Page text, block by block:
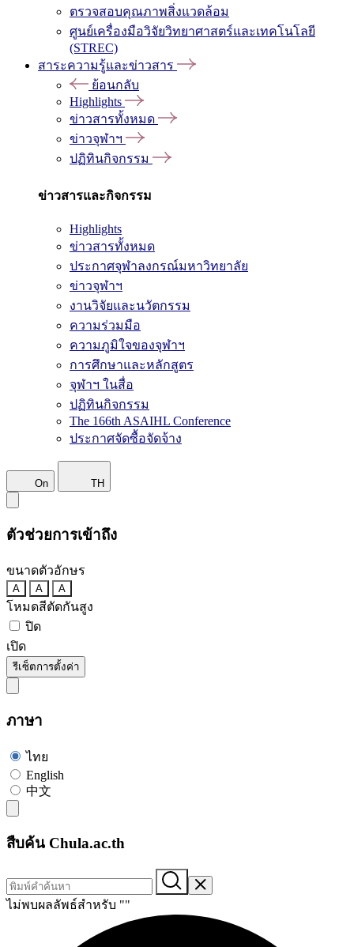
ตรวจสอบคุณภาพสิ่งแวดล้อม
ศูนย์เครื่องมือวิจัยวิทยาศาสตร์และเทคโนโลยี
(STREC)
สาระความรู้และข่าวสาร
ย้อนกลับ
Highlights
ข่าวสารทั้งหมด
ข่าวจุฬาฯ
ปฏิทินกิจกรรม
ข่าวสารและกิจกรรม
Highlights
ข่าวสารทั้งหมด
ประกาศจุฬาลงกรณ์มหาวิทยาลัย
ข่าวจุฬาฯ
งานวิจัยและนวัตกรรม
ความร่วมมือ
ความภูมิใจของจุฬาฯ
การศึกษาและหลักสูตร
จุฬาฯ ในสื่อ
ปฏิทินกิจกรรม
The 166th ASAIHL Conference
ประกาศจัดซื้อจัดจ้าง
On TH
ตัวช่วยการเข้าถึง
ขนาดตัวอักษร
A A A
โหมดสีตัดกันสูง
ปิด
เปิด
รีเซ็ตการตั้งค่า
ภาษา
ไทย
English
中文
สืบค้น Chula.ac.th
ไม่พบผลลัพธ์สำหรับ ""